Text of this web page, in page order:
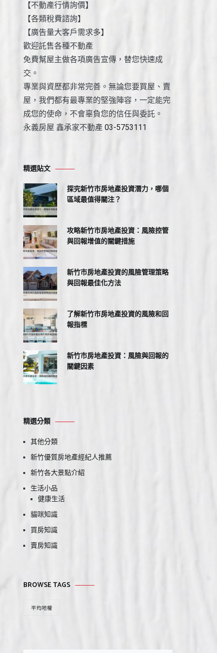
【不動產行情詢價】
【各類稅費諮詢】
【廣告量大客戶需求多】
歡迎託售各種不動產
免費幫屋主做各項廣告宣傳，替您快速成
交。
專業與資歷都非常完善。無論您要買屋、賣
屋，我們都有最專業的堅強陣容，一定能完
成您的使命，不會辜負您的信任與委託。
永義房屋 鑫承家不動產 03-5753111
精選貼文
探究新竹市房地產投資潛力，哪個
區域最值得關注？
攻略新竹市房地產投資：風險控管
與回報增值的關鍵措施
新竹市房地產投資的風險管理策略
與回報最佳化方法
了解新竹市房地產投資的風險和回
報指標
新竹市房地產投資：風險與回報的
關鍵因素
精選分類
其他分類
新竹優質房地產經紀人推薦
新竹各大景點介紹
生活小品
健康生活
貓咪知識
買房知識
賣房知識
BROWSE TAGS
平均地權